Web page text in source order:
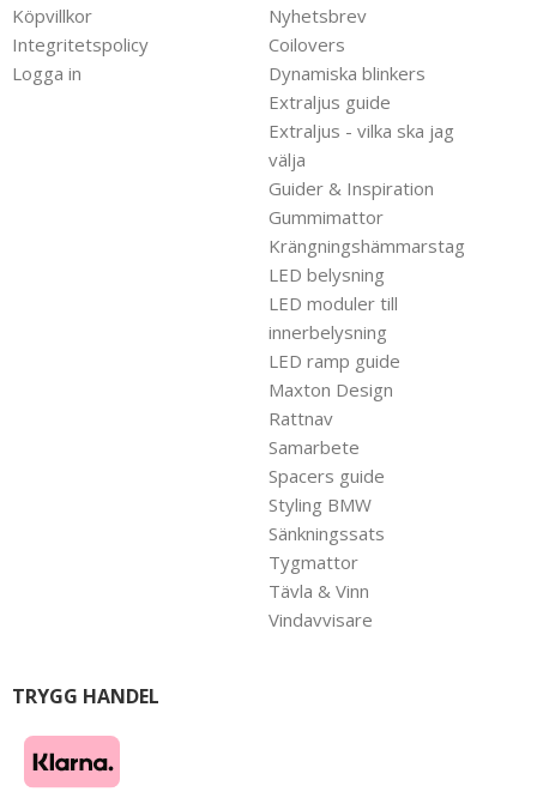
Köpvillkor
Integritetspolicy
Logga in
Nyhetsbrev
Coilovers
Dynamiska blinkers
Extraljus guide
Extraljus - vilka ska jag
välja
Guider & Inspiration
Gummimattor
Krängningshämmarstag
LED belysning
LED moduler till
innerbelysning
LED ramp guide
Maxton Design
Rattnav
Samarbete
Spacers guide
Styling BMW
Sänkningssats
Tygmattor
Tävla & Vinn
Vindavvisare
TRYGG HANDEL